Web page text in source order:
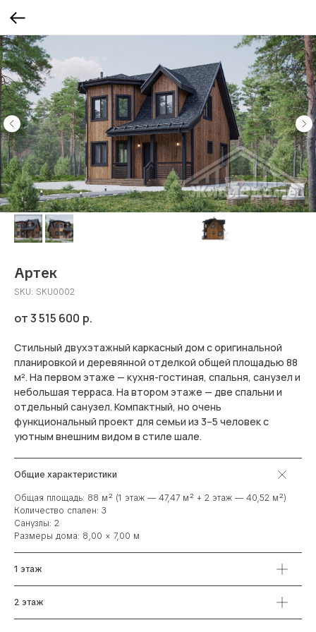
Артек
SKU: SKU0002
3 515 600 р.
Стильный двухэтажный каркасный дом с оригинальной
планировкой и деревянной отделкой общей площадью 88
м². На первом этаже — кухня-гостиная, спальня, санузел и
небольшая терраса. На втором этаже — две спальни и
отдельный санузел. Компактный, но очень
функциональный проект для семьи из 3–5 человек с
уютным внешним видом в стиле шале.
Общие характеристики
Общая площадь: 88 м² (1 этаж — 47,47 м² + 2 этаж — 40,52 м²)
Количество спален: 3
Санузлы: 2
Размеры дома: 8,00 × 7,00 м
1 этаж
2 этаж